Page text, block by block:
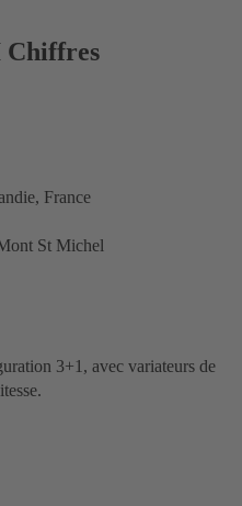
Chiffres
France
St Michel
3+1, avec variateurs de